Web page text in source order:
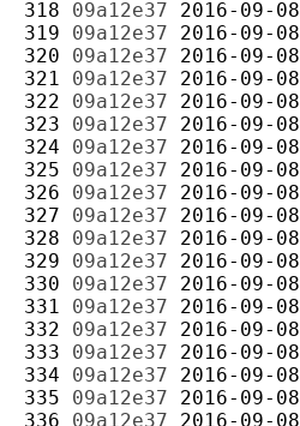
318 09a12e37 2016-09-08
319 09a12e37 2016-09-08
320 09a12e37 2016-09-08
321 09a12e37 2016-09-08
322 09a12e37 2016-09-08
323 09a12e37 2016-09-08
324 09a12e37 2016-09-08
325 09a12e37 2016-09-08
326 09a12e37 2016-09-08
327 09a12e37 2016-09-08
328 09a12e37 2016-09-08
329 09a12e37 2016-09-08
330 09a12e37 2016-09-08
331 09a12e37 2016-09-08
332 09a12e37 2016-09-08
333 09a12e37 2016-09-08
334 09a12e37 2016-09-08
335 09a12e37 2016-09-08
336 09a12e37 2016-09-08